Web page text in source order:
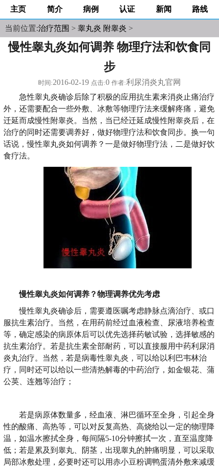
主页 简介 病例 认证 新闻 路线
当前位置:治疗范围 > 睾丸炎 附睾炎 >
慢性睾丸炎如何调养 物理疗法和饮食同
步
时间:2016-02-19 点击:0 作者:利尿消炎丸官网
急性睾丸炎确诊后除了积极的应用抗生素来消炎止痛治疗
外，还需要配合一些外敷、冰敷等物理疗法来缓解疼痛，避免
迁延而成慢性附睾炎。当然，当已经迁延成慢性附睾炎后，在
治疗的同时还需要调养好，做好物理疗法和饮食同步。换一句
话说，慢性睾丸炎如何调养？一是做好物理疗法，二是做好饮
食疗法。
慢性睾丸炎如何调养？物理调养优先考虑
慢性睾丸炎确诊后，需要遵医嘱考虑静脉点滴治疗、或口
服抗生素治疗。当然，在用药前经过血液检查、尿液培养检查
等，确定感染的病原体后可以优先选择药敏试验，选择敏感的
抗生素治疗。若是抗生素全部耐药，可以直接服用中药利尿消
炎丸治疗。当然，若是病毒性睾丸炎，可以给以利巴韦林治
疗，同时还可以给以一些清热解毒的中药治疗，如金银花、蒲
公英、连翘等治疗；
若是病原体数量多，经血液、淋巴循环至全身，引起全身
性的酸痛、高热等，可以对反复高热、高烧给以一定的物理降
温，如温水擦拭全身，每间隔5-10分钟擦拭一次，直至温度降
低；若是累及到睾丸、阴茎，出现睾丸的肿痛明显，可以采取
局部冰敷处理，必要时还可以用赤小豆粉调鸭蛋清外敷来减缓